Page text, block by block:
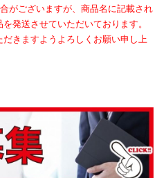
がございますが、商品名に記載され
発送させていただいております。
きますようよろしくお願い申し上